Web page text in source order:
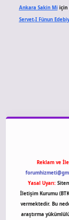
Ankara Sakin Miiçin
Servet-I Fünun
Reklam ve
Yasal Uyarı:
İletişim Kurumu
vermektedir. Bu
araştırma